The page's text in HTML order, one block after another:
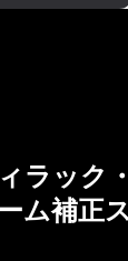
ラック
ム補正